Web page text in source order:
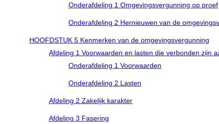
Onderafdeling 1 Omgevingsvergunning op proef
Onderafdeling 2 Hernieuwen van de
HOOFDSTUK 5 Kenmerken van de omgevingsvergunning
Afdeling 1 Voorwaarden en lasten die verbonden zijn
Onderafdeling 1 Voorwaarden
Onderafdeling 2 Lasten
Afdeling 2 Zakelijk karakter
Afdeling 3 Fasering